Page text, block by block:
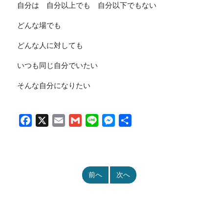
自分は 自分以上でも 自分以下でもない
どんな場でも
どんな人に対しても
いつも同じ自分でいたい
そんな自分になりたい
Facebook Email Gmail Line Messenger
前へ 次へ